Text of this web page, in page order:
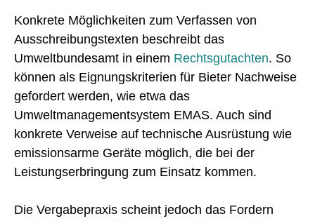
Konkrete Möglichkeiten zum Verfassen von
Ausschreibungstexten beschreibt das
Umweltbundesamt in einem Rechtsgutachten. So
können als Eignungskriterien für Bieter Nachweise
gefordert werden, wie etwa das
Umweltmanagementsystem EMAS. Auch sind
konkrete Verweise auf technische Ausrüstung wie
emissionsarme Geräte möglich, die bei der
Leistungserbringung zum Einsatz kommen.
Die Vergabepraxis scheint jedoch das Fordern